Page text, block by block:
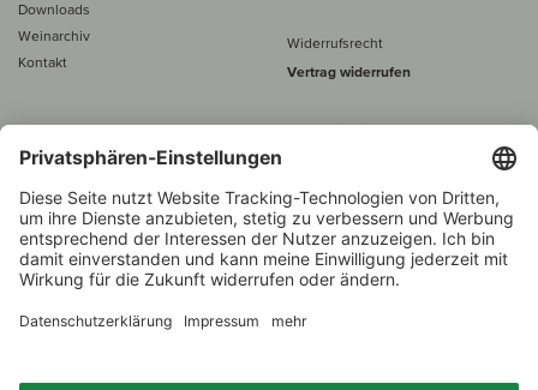
Downloads
Weinarchiv
Kontakt
Widerrufsrecht
Vertrag widerrufen
Alle Preise inkl. MwSt., zzgl. 5 €
60 € versand­kosten­
Beratung unter
1.000 Winzer – Weinhändler